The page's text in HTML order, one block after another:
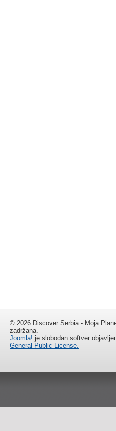
© 2026 Discover Serbia - Moja
zadržana.
Joomla! je slobodan softver
General Public License.